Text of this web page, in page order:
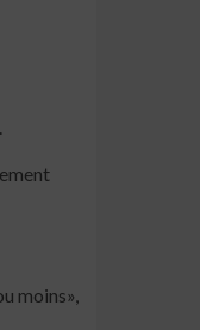
moins»,